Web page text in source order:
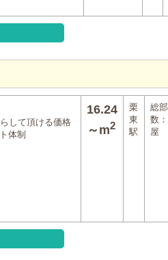
して頂ける価格
体制
16.24
～m2
栗
東
駅
総
数：
屋